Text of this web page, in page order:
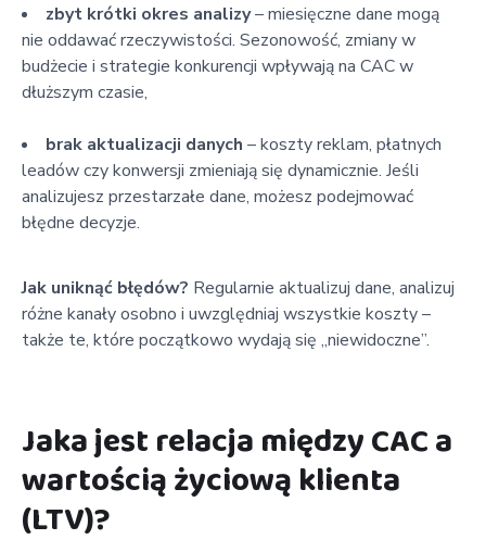
zbyt krótki okres analizy– miesięczne dane mogą
nie oddawać rzeczywistości. Sezonowość, zmiany w
budżecie i strategie konkurencji wpływają na CAC w
dłuższym czasie,
brak aktualizacji danych – koszty reklam, płatnych
leadów czy konwersji zmieniają się dynamicznie. Jeśli
analizujesz przestarzałe dane, możesz podejmować
błędne decyzje.
Jak uniknąć błędów? Regularnie aktualizuj dane, analizuj
różne kanały osobno i uwzględniaj wszystkie koszty –
także te, które początkowo wydają się „niewidoczne”.
Jaka jest relacja między CAC a
wartością życiową klienta
(LTV)?